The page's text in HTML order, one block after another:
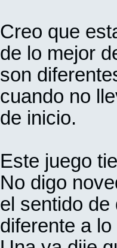
Creo que
de lo mejor
son
cuando no
de inicio.
Este juego
No digo
el sentido de
diferente a